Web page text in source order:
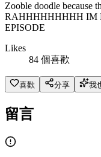
Zooble doodle because
RAHHHHHHHHH IM
EPISODE
Likes
84 個喜歡
喜歡 分享 我
留言